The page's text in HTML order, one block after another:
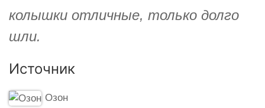
колышки отличные, только долго
шли.
Источник
Озон